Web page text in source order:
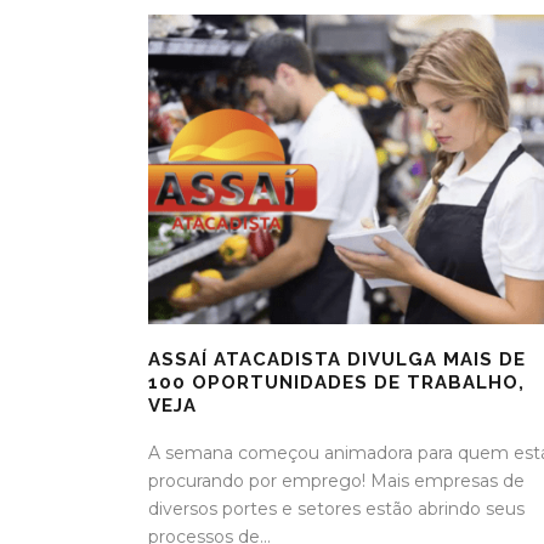
ASSAÍ ATACADISTA DIVULGA MAIS DE
100 OPORTUNIDADES DE TRABALHO,
VEJA
A semana começou animadora para quem
procurando por emprego! Mais empresas de
diversos portes e setores estão abrindo seus
processos de...